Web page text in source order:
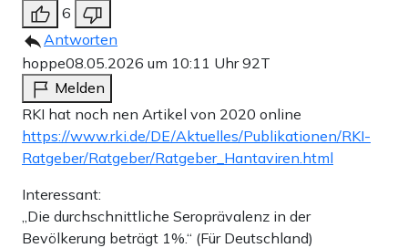
6
Antworten
hoppe08.05.2026 um 10:11 Uhr92T
Melden
RKI hat noch nen Artikel von 2020 online
https://www.rki.de/DE/Aktuelles/Publikationen/RKI-
Ratgeber/Ratgeber/Ratgeber_Hantaviren.html
Interessant:
„Die durchschnittliche Seroprävalenz in der
Bevölkerung beträgt 1%.“ (Für Deutschland)